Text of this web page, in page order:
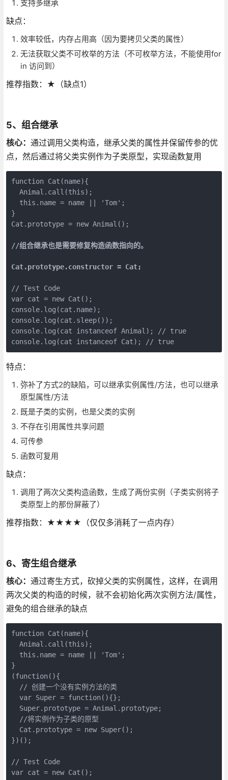
支持多继承
缺点：
效率较低，内存占用高（因为要拷贝父类的属性）
无法获取父类不可枚举的方法（不可枚举方法，不能使用for
in 访问到）
推荐指数：★（缺点1）
5、组合继承
核心： 通过调用父类构造，继承父类的属性并保留传参的优
点，然后通过将父类实例作为子类原型，实现函数复用
function Cat(name){
  Animal.call(this);
  this.name = name || 'Tom';
}
Cat.prototype = new Animal();
//组合继承也是需要修复构造函数指向的。
Cat.prototype.constructor = Cat;
// Test Code
var cat = new Cat();
console.log(cat.name);
console.log(cat.sleep());
console.log(cat instanceof Animal); // true
console.log(cat instanceof Cat); // true
特点：
弥补了方式2的缺陷，可以继承实例属性/方法，也可以继承
原型属性/方法
既是子类的实例，也是父类的实例
不存在引用属性共享问题
可传参
函数可复用
缺点：
调用了两次父类构造函数，生成了两份实例（子类实例将子
类原型上的那份屏蔽了）
推荐指数：★★★★（仅仅多消耗了一点内存）
6、寄生组合继承
核心： 通过寄生方式，砍掉父类的实例属性，这样，在调用
两次父类的构造的时候，就不会初始化两次实例方法/属性，
避免的组合继承的缺点
function Cat(name){
  Animal.call(this);
  this.name = name || 'Tom';
}
(function(){
  // 创建一个没有实例方法的类
  var Super = function(){};
  Super.prototype = Animal.prototype;
  //将实例作为子类的原型
  Cat.prototype = new Super();
})();
// Test Code
var cat = new Cat();